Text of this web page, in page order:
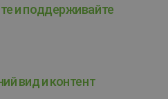
и поддерживайте
вид и контент